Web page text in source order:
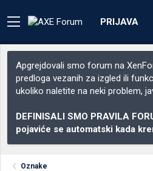
PRIJAVA
Apgrejdovali smo forum na
predloga vezanih za izgled ili
ukoliko naletite na neki problem,
DEFINISALI SMO PRAVILA
pojaviće se automatski kada
Oznake